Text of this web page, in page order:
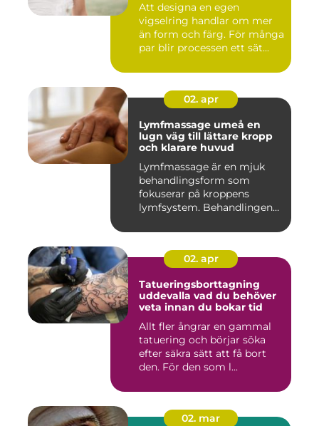
Att designa en egen
vigselring handlar om mer
än form och färg. För många
par blir processen ett sät...
02. apr
Lymfmassage umeå en
lugn väg till lättare kropp
och klarare huvud
Lymfmassage är en mjuk
behandlingsform som
fokuserar på kroppens
lymfsystem. Behandlingen
02. apr
Tatueringsborttagning
uddevalla vad du behöver
veta innan du bokar tid
Allt fler ångrar en gammal
tatuering och börjar söka
efter säkra sätt att få bort
den. För den som l...
02. mar